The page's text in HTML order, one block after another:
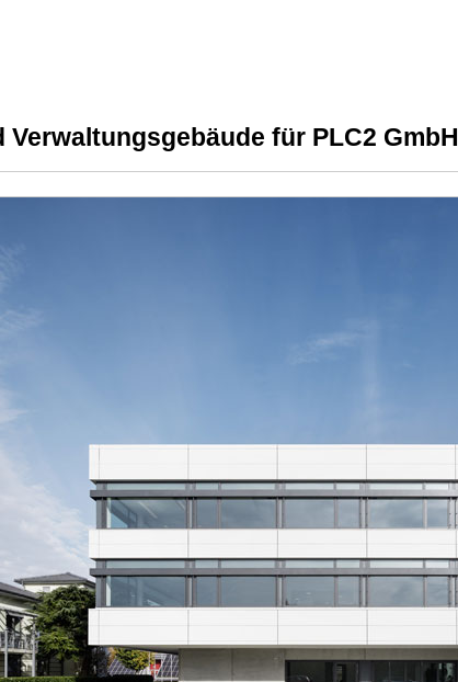
Verwaltungsgebäude für PLC2 GmbH